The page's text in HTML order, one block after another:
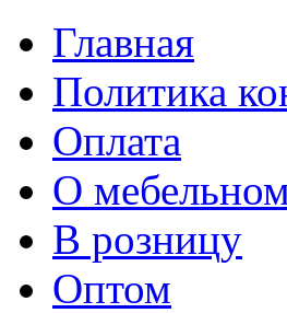
Главная
Политика
Оплата
О
В розницу
Оптом